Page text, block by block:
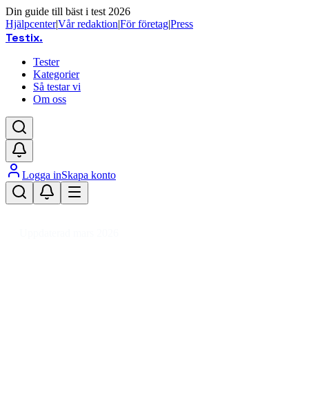
Din guide till bäst i test 2026
Hjälpcenter|Vår redaktion|För företag|Press
Testix.
Tester
Kategorier
Så testar vi
Om oss
Logga inSkapa konto